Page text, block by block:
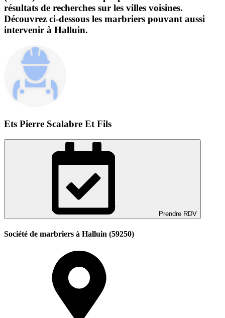
résultats de recherches sur les villes voisines.
Découvrez ci-dessous les marbriers pouvant aussi
intervenir à Halluin.
Ets Pierre Scalabre Et Fils
Prendre RDV
Société de marbriers à Halluin (59250)